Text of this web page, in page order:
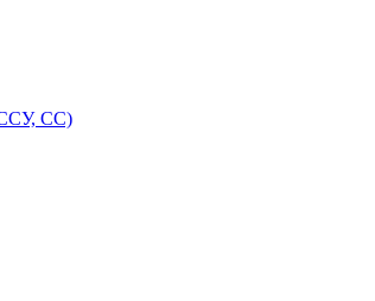
ССУ, СС)